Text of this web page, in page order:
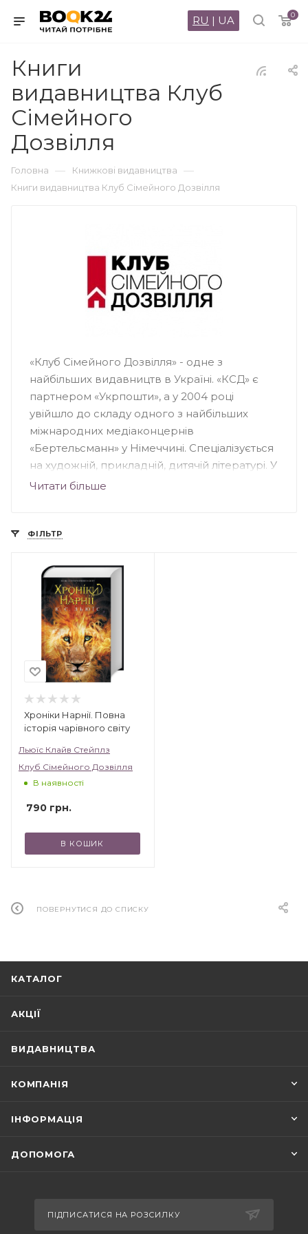
0
RU | UA
Книги
видавництва Клуб
Сімейного
Дозвілля
Головна — Книжкові видавництва —
Книги видавництва Клуб Сімейного Дозвілля
«Клуб Сімейного Дозвілля» - одне з
найбільших видавництв в Україні. «КСД» є
партнером «Укрпошти», а у 2004 році
увійшло до складу одного з найбільших
міжнародних медіаконцернів
«Бертельсманн» у Німеччині. Спеціалізується
на художній, прикладній, дитячій літературі. У
видавництві вийшли друком світові
інших. У «КДС» побачили світ книги
Роздобудько, Андрія Кокотюхи та інших.
«КСД» займається багатьма книжковими
проектами, зокрема: «Світові бестселери —
українською», «Зірки української прози».
Читати більше
ФІЛЬТР
Хроніки Нарнії. Повна
історія чарівного світу
Льюїс Клайв Стейплз
Клуб Сімейного Дозвілля
В наявності
790 грн.
В КОШИК
ПОВЕРНУТИСЯ ДО СПИСКУ
КАТАЛОГ
АКЦІЇ
ВИДАВНИЦТВА
КОМПАНІЯ
ІНФОРМАЦІЯ
ДОПОМОГА
ПІДПИСАТИСЯ НА РОЗСИЛКУ